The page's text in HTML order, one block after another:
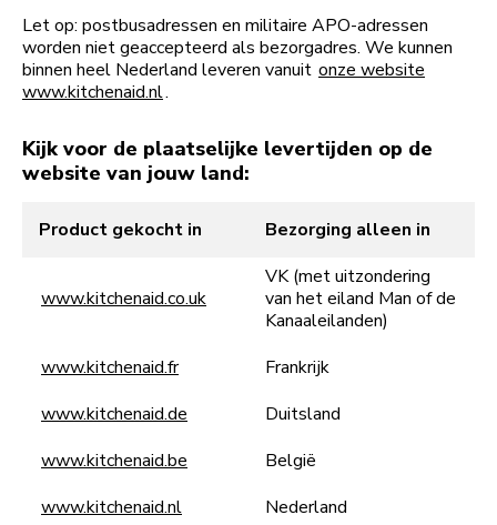
Let op: postbusadressen en militaire APO-adressen
worden niet geaccepteerd als bezorgadres. We kunnen
binnen heel Nederland leveren vanuit onze website
www.kitchenaid.nl.
Kijk voor de plaatselijke levertijden op de
website van jouw land:
Product gekocht in Bezorging alleen in
www.kitchenaid.co.uk
VK (met uitzondering
van het eiland Man of de
Kanaaleilanden)
www.kitchenaid.fr
Frankrijk
www.kitchenaid.de
Duitsland
www.kitchenaid.be
België
www.kitchenaid.nl
Nederland